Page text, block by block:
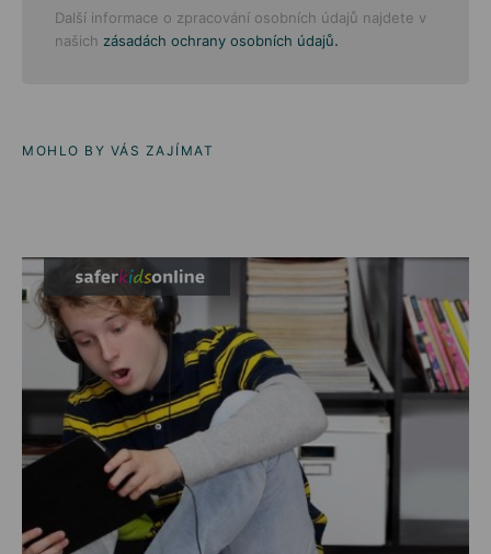
Další informace o zpracování osobních údajů najdete v
našich zásadách ochrany osobních údajů.
MOHLO BY VÁS ZAJÍMAT